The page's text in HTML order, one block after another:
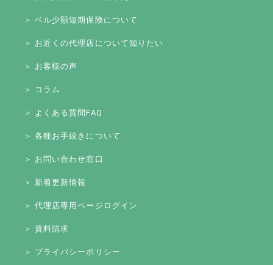
＞ ベル少額短期保険について
＞ お近くの代理店について知りたい
＞ お客様の声
＞ コラム
＞ よくある質問FAQ
＞ 各種お手続きについて
＞ お問い合わせ窓口
＞ 新着更新情報
＞ 代理店専用ページログイン
＞ 資料請求
＞ プライバシーポリシー